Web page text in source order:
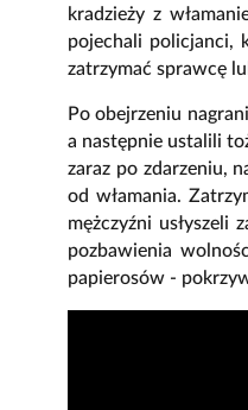
kradzieży z
pojechali policjanci,
zatrzymać sprawcę
Po obejrzeniu
a następnie ustalili
zaraz po zdarzeniu,
od włamania.
mężczyźni
pozbawienia
papierosów -